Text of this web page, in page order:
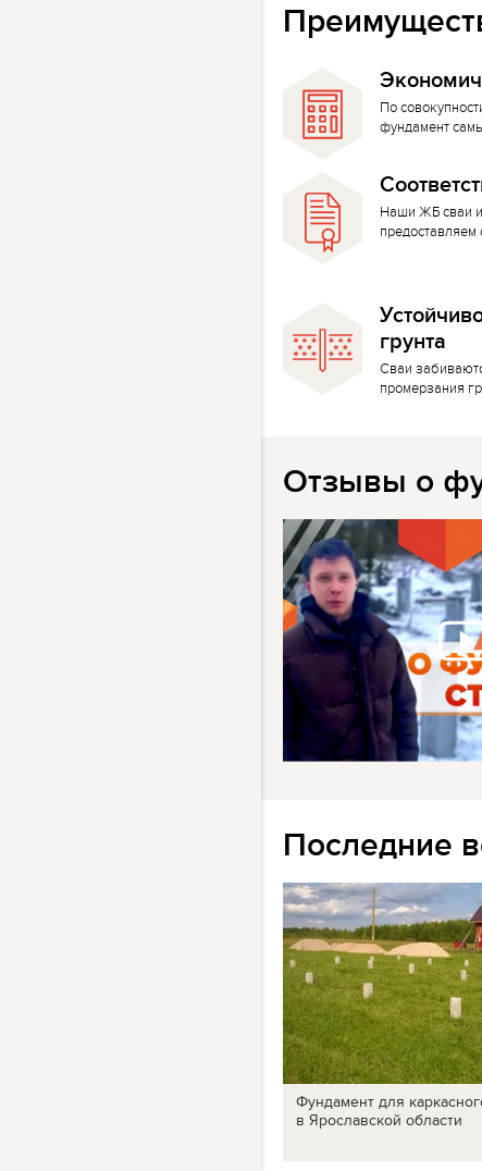
По
фундамент
Наши ЖБ сваи
предоставляем
грунта
Сваи
промерзания
Отзывы о
Последние
Фундамент для
в Ярославской области